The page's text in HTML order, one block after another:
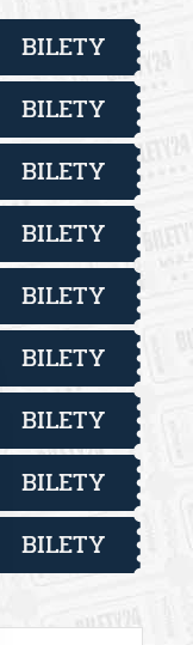
BILETY
BILETY
BILETY
BILETY
BILETY
BILETY
BILETY
BILETY
BILETY